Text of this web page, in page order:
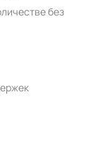
без